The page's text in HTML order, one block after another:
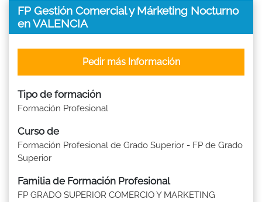
FP Gestión Comercial y Márketing Nocturno
en VALENCIA
Tipo de formación
Formación Profesional
Curso de
Formación Profesional de Grado Superior - FP de Grado
Superior
Familia de Formación Profesional
FP GRADO SUPERIOR COMERCIO Y MARKETING
Pedir más Información